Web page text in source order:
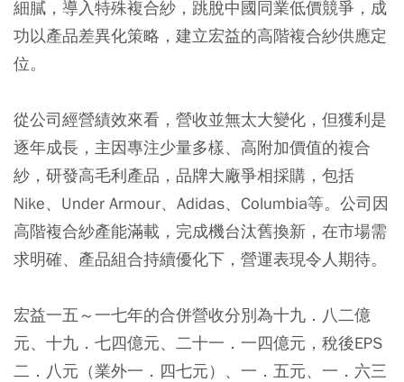
細膩，導入特殊複合紗，跳脫中國同業低價競爭， 成
功以產品差異化策略，建立宏益的高階複合紗供應定
位。
從公司經營績效來看，營收並無太大變化，但獲利是
逐年成長，主因專注少量多樣、高附加價值的複合
紗，研發高毛利產品，品牌大廠爭相採購，包括
Nike、Under Armour、Adidas、Columbia等。公司因
高階複合紗產能滿載，完成機台汰舊換新，在市場需
求明確、產品組合持續優化下，營運表現令人期待。
宏益一五～一七年的合併營收分別為十九．八二億
元、十九．七四億元、二十一．一四億元，稅後EPS
二．八元（業外一．四七元）、一．五元、一．六三